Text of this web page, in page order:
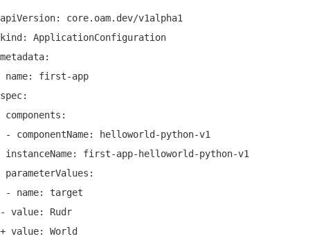
apiVersion: core.oam.dev/v1alpha1
kind: ApplicationConfiguration
metadata:
name: first-app
spec:
components:
- componentName: helloworld-python-v1
instanceName: first-app-helloworld-python-v1
parameterValues:
- name: target
- value: Rudr
+ value: World